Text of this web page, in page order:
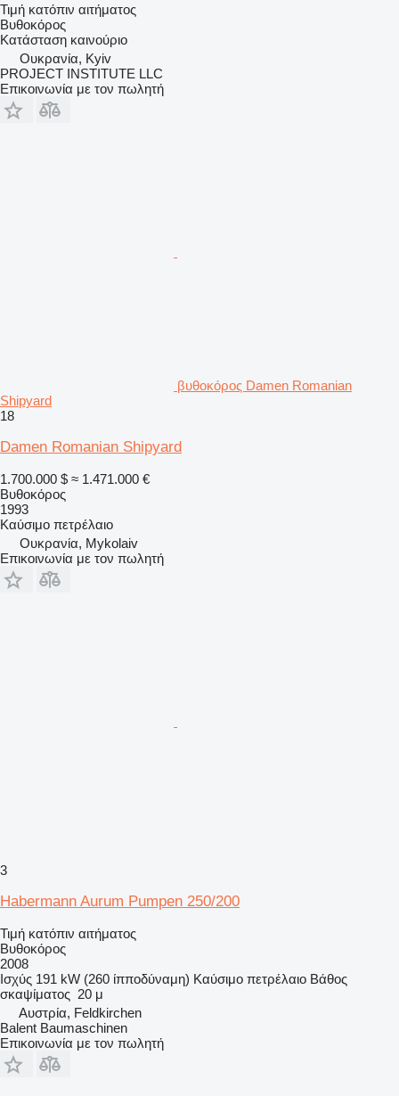
Τιμή κατόπιν αιτήματος
Βυθοκόρος
Κατάσταση καινούριο
Ουκρανία, Kyiv
PROJECT INSTITUTE LLC
Επικοινωνία με τον πωλητή
βυθοκόρος Damen Romanian
Shipyard
18
Damen Romanian Shipyard
1.700.000 $ ≈ 1.471.000 €
Βυθοκόρος
1993
Καύσιμο πετρέλαιο
Ουκρανία, Mykolaiv
Επικοινωνία με τον πωλητή
3
Habermann Aurum Pumpen 250/200
Τιμή κατόπιν αιτήματος
Βυθοκόρος
2008
Ισχύς 191 kW (260 ίπποδύναμη) Καύσιμο πετρέλαιο Βάθος
σκαψίματος 20 μ
Αυστρία, Feldkirchen
Balent Baumaschinen
Επικοινωνία με τον πωλητή